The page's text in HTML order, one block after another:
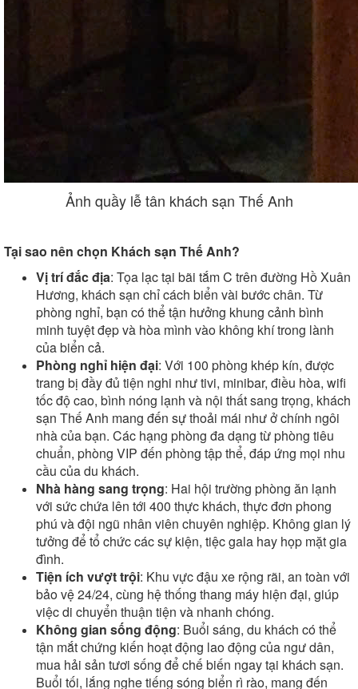
Ảnh quầy lễ tân khách sạn Thế Anh
Tại sao nên chọn Khách sạn Thế Anh?
Vị trí đắc địa: Tọa lạc tại bãi tắm C trên đường Hồ Xuân
Hương, khách sạn chỉ cách biển vài bước chân. Từ
phòng nghỉ, bạn có thể tận hưởng khung cảnh bình
minh tuyệt đẹp và hòa mình vào không khí trong lành
của biển cả.
Phòng nghỉ hiện đại: Với 100 phòng khép kín, được
trang bị đầy đủ tiện nghi như tivi, minibar, điều hòa, wifi
tốc độ cao, bình nóng lạnh và nội thất sang trọng, khách
sạn Thế Anh mang đến sự thoải mái như ở chính ngôi
nhà của bạn. Các hạng phòng đa dạng từ phòng tiêu
chuẩn, phòng VIP đến phòng tập thể, đáp ứng mọi nhu
cầu của du khách.
Nhà hàng sang trọng: Hai hội trường phòng ăn lạnh
với sức chứa lên tới 400 thực khách, thực đơn phong
phú và đội ngũ nhân viên chuyên nghiệp. Không gian lý
tưởng để tổ chức các sự kiện, tiệc gala hay họp mặt gia
đình.
Tiện ích vượt trội: Khu vực đậu xe rộng rãi, an toàn với
bảo vệ 24/24, cùng hệ thống thang máy hiện đại, giúp
việc di chuyển thuận tiện và nhanh chóng.
Không gian sống động: Buổi sáng, du khách có thể
tận mắt chứng kiến hoạt động lao động của ngư dân,
mua hải sản tươi sống để chế biến ngay tại khách sạn.
Buổi tối, lắng nghe tiếng sóng biển rì rào, mang đến